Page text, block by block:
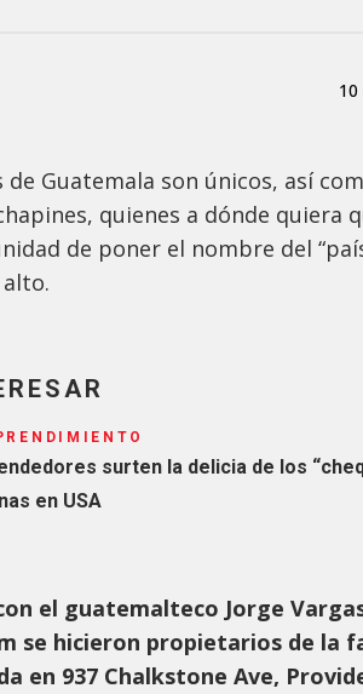
de Guatemala son únicos, así
quienes a dónde quiera
de poner el nombre del
surten la delicia de los
en USA
el guatemalteco Jorge
se hicieron propietarios de la
en 937 Chalkstone Ave,